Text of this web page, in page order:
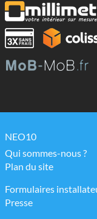
NEO10
Qui sommes-nous ?
Plan du site
Formulaires
Presse